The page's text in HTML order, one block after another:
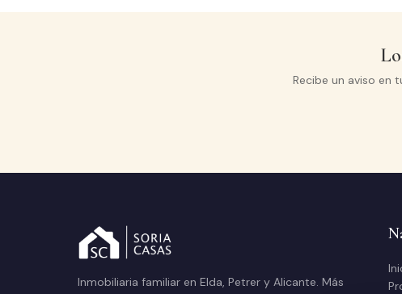
Recibe un aviso en
Inmobiliaria familiar en Elda, Petrer y Alicante. Más